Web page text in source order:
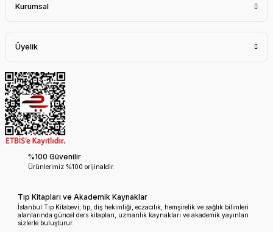
Kurumsal
Üyelik
%100 Güvenilir
Ürünlerimiz %100 orijinaldir.
Tıp Kitapları ve Akademik Kaynaklar
İstanbul Tıp Kitabevi; tıp, diş hekimliği, eczacılık, hemşirelik ve sağlık bilimleri
alanlarında güncel ders kitapları, uzmanlık kaynakları ve akademik yayınları
sizlerle buluşturur.